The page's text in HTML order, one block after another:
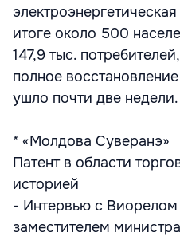
итоге около 500
147,9 тыс.
полное
ушло почти две недели.
* «Молдова Суверанэ»
Патент в области
историей
- Интервью с
заместителем